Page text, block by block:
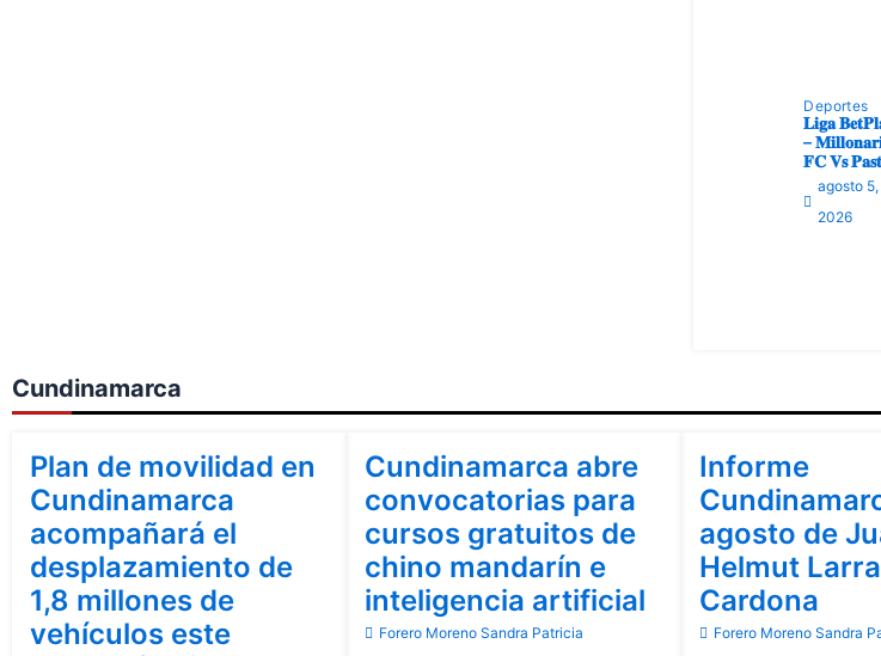
Deportes
𝐋𝐢𝐠𝐚
–
𝐅𝐂 𝐕𝐬
agosto 5,
2026
Cundinamarca
Bogotá Cundinamarca
Plan de movilidad en
Cundinamarca
acompañará el
desplazamiento de
1,8 millones de
vehículos este
Cundinamarca abre
convocatorias para
cursos gratuitos de
chino mandarín e
inteligencia artificial
Forero Moreno Sandra Patricia
Informe
agosto de
Helmut
Cardona
Forero Moreno Sandra